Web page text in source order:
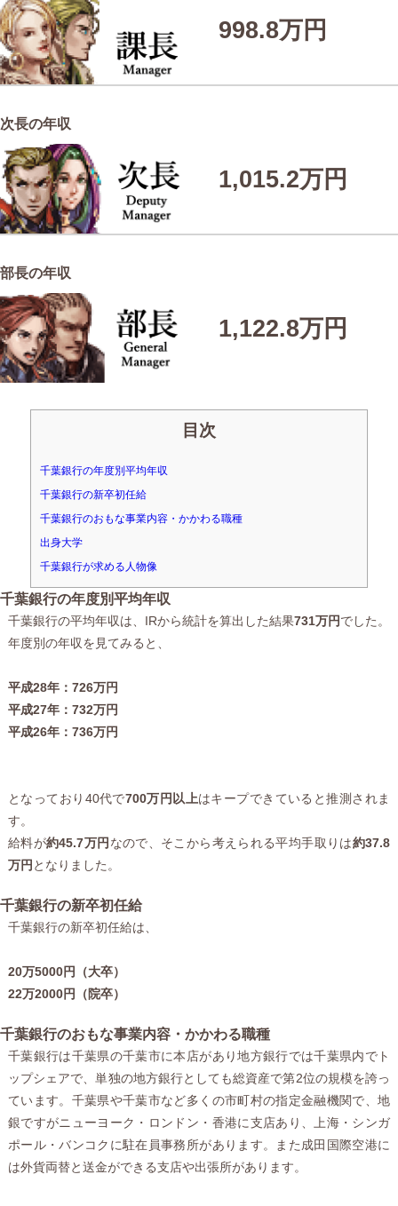
998.8万円
次長の年収
1,015.2万円
部長の年収
1,122.8万円
目次
千葉銀行の年度別平均年収
千葉銀行の新卒初任給
千葉銀行のおもな事業内容・かかわる職種
出身大学
千葉銀行が求める人物像
千葉銀行の年度別平均年収
千葉銀行の平均年収は、IRから統計を算出した結果731万円でした。
年度別の年収を見てみると、
平成28年：726万円
平成27年：732万円
平成26年：736万円
となっており40代で700万円以上はキープできていると推測されま
す。
給料が約45.7万円 なので、そこから考えられる平均手取りは約37.8
万円 となりました。
千葉銀行の新卒初任給
千葉銀行の新卒初任給は、
20万5000円（大卒）
22万2000円（院卒）
千葉銀行のおもな事業内容・かかわる職種
千葉銀行は千葉県の千葉市に本店があり地方銀行では千葉県内でト
ップシェアで、単独の地方銀行としても総資産で第2位の規模を誇っ
ています。千葉県や千葉市など多くの市町村の指定金融機関で、地
銀ですがニューヨーク・ロンドン・香港に支店あり、上海・シンガ
ポール・バンコクに駐在員事務所があります。また成田国際空港に
は外貨両替と送金ができる支店や出張所があります。